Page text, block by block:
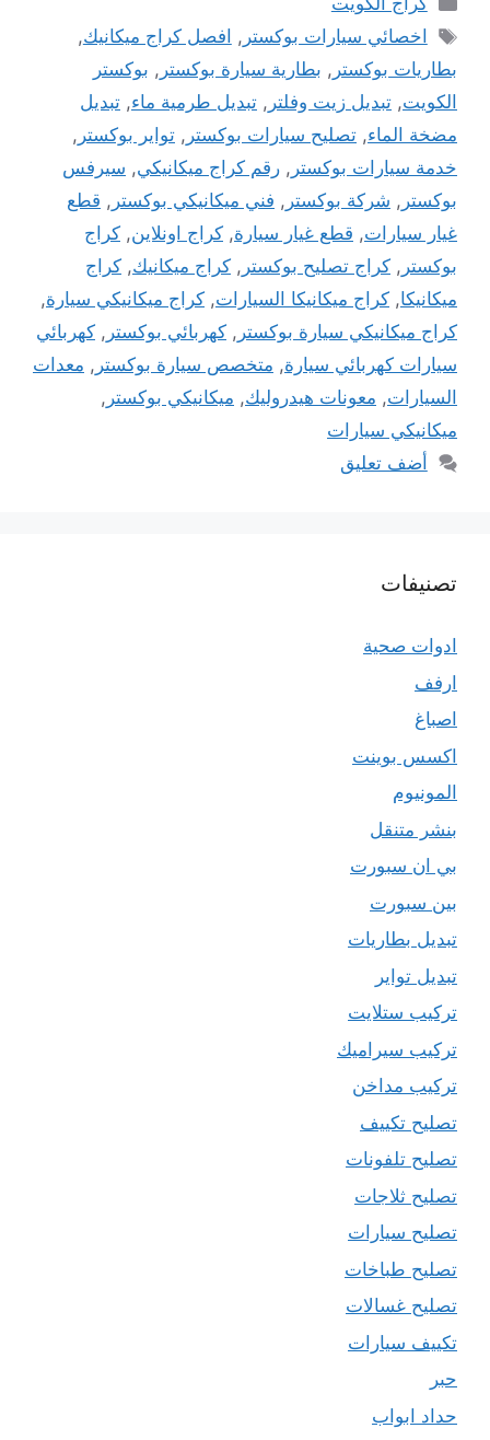
الوسوم
اخصائي سيارات بوكستر , افصل كراج ميكانيك,
بطاريات بوكستر , بطارية سيارة بوكستر , بوكستر
الكويت, تبديل زيت وفلتر , تبديل طرمية ماء, تبديل
مضخة الماء, تصليح سيارات بوكستر , تواير بوكستر ,
خدمة سيارات بوكستر , رقم كراج ميكانيكي, سيرفس
بوكستر , شركة بوكستر , فني ميكانيكي بوكستر , قطع
غيار سيارات, قطع غيار سيارة, كراج اونلاين, كراج
بوكستر , كراج تصليح بوكستر , كراج ميكانيك, كراج
ميكانيكا, كراج ميكانيكا السيارات, كراج ميكانيكي سيارة,
كراج ميكانيكي سيارة بوكستر , كهربائي بوكستر , كهربائي
سيارات كهربائي سيارة, متخصص سيارة بوكستر , معدات
السيارات, معونات هيدروليك, ميكانيكي بوكستر ,
ميكانيكي سيارات
أضف تعليق
تصنيفات
ادوات صحية
ارفف
اصباغ
اكسس بوينت
المونيوم
بنشر متنقل
بي ان سبورت
بين سبورت
تبديل بطاريات
تبديل تواير
تركيب ستلايت
تركيب سيراميك
تركيب مداخن
تصليح تكييف
تصليح تلفونات
تصليح ثلاجات
تصليح سيارات
تصليح طباخات
تصليح غسالات
تكييف سيارات
حبر
حداد ابواب